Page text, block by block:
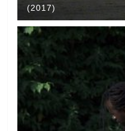
(2017)